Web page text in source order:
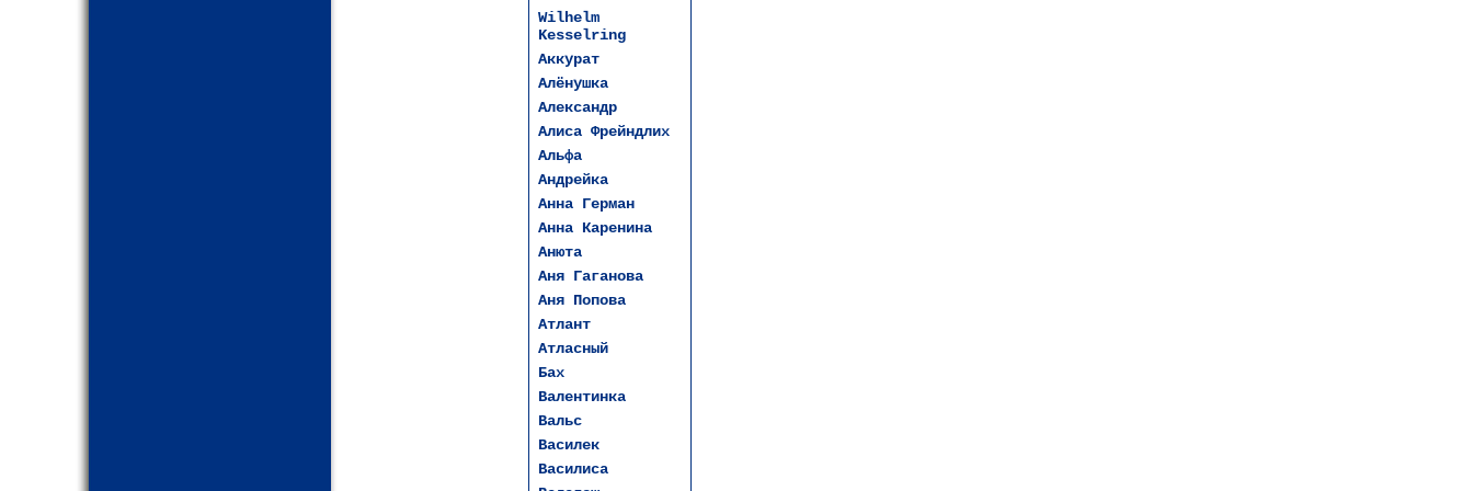
Wilhelm
Kesselring
Аккурат
Алёнушка
Александр
Алиса Фрейндлих
Альфа
Андрейка
Анна Герман
Анна Каренина
Анюта
Аня Гаганова
Аня Попова
Атлант
Атласный
Бах
Валентинка
Вальс
Василек
Василиса